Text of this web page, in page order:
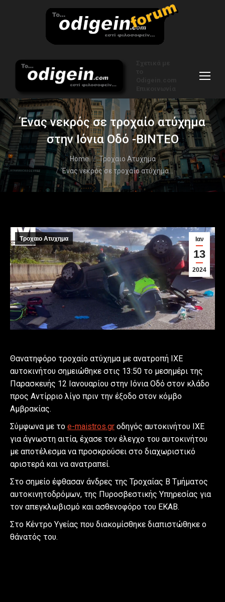
Ένας νεκρός σε τροχαίο ατύχημα
στην Ιόνια Οδό -ΒΙΝΤΕΟ
You are here: Home
Τροχαιο Ατυχημα
Ένας νεκρός σε τροχαίο ατύχημα…
Ιαν
13
2024
Τροχαιο Ατυχημα
Θανατηφόρο τροχαίο ατύχημα με ανατροπή ΙΧΕ
αυτοκινήτου σημειώθηκε στις 13:50 το μεσημέρι της
Παρασκευής 12 Ιανουαρίου στην Ιόνια Οδό στον κλάδο
προς Αντίρριο λίγο πριν την έξοδο στον κόμβο
Αμβρακίας.
Σύμφωνα με το e-maistros.gr οδηγός αυτοκινήτου ΙΧΕ
για άγνωστη αιτία, έχασε τον έλεγχο του αυτοκινήτου
με αποτέλεσμα να προσκρούσει στο διαχωριστικό
αριστερά και να ανατραπεί.
Στο σημείο έφθασαν άνδρες της Τροχαίας Β Τμήματος
αυτοκινητοδρόμων, της Πυροσβεστικής Υπηρεσίας για
τον απεγκλωβισμό και ασθενοφόρο του ΕΚΑΒ.
Στο Κέντρο Υγείας που διακομίσθηκε διαπιστώθηκε ο
θάνατός του.